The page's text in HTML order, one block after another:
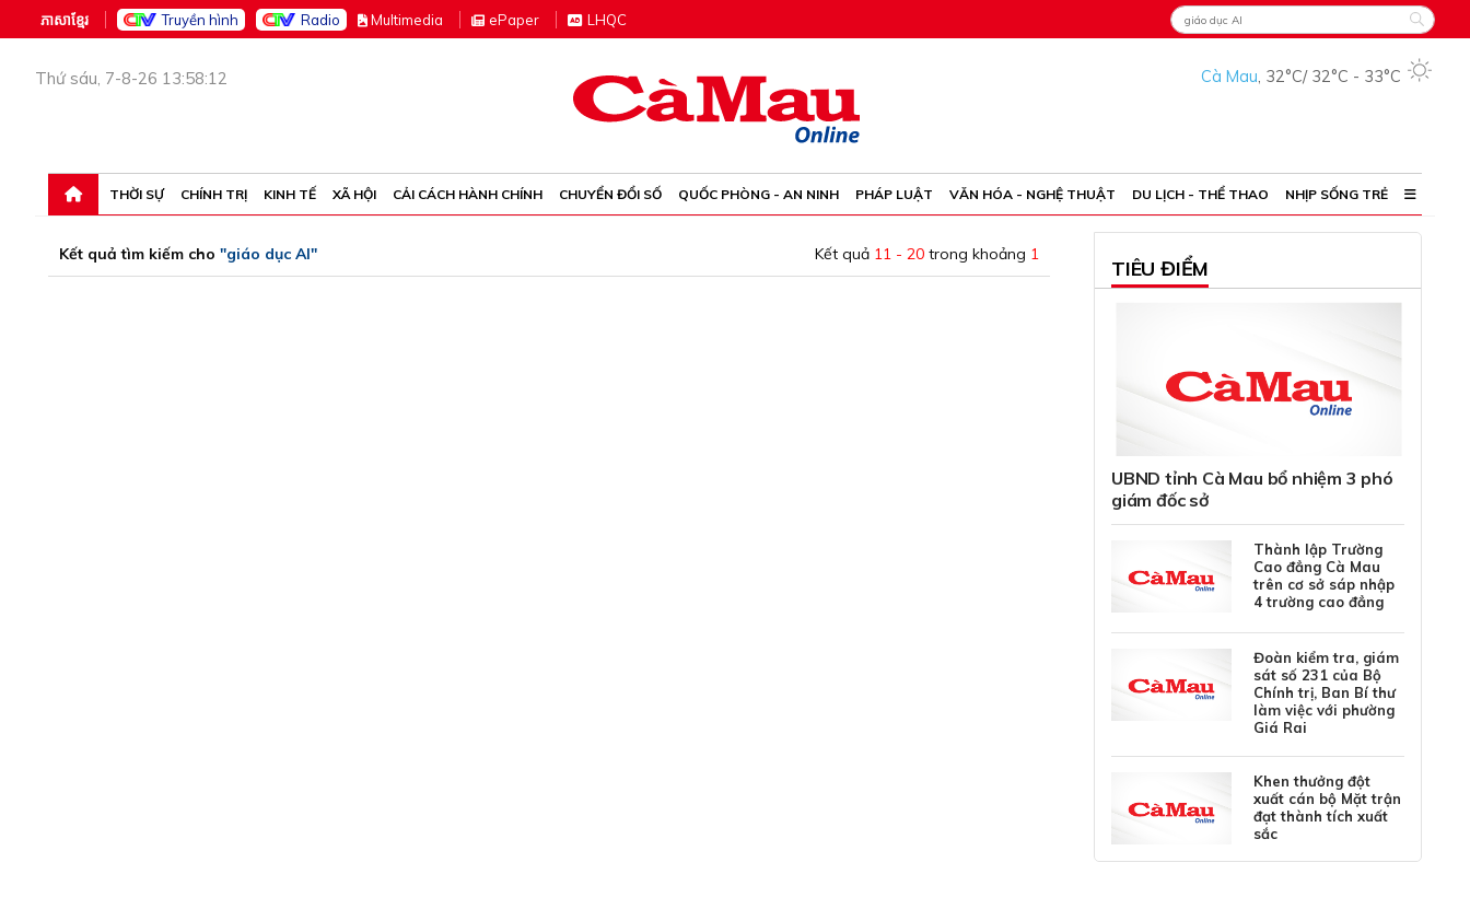
ភាសាខ្មែរ Truyền hình Radio Multimedia ePaper LHQC
Thứ sáu, 7-8-26 13:58:12 Cà Mau, 32°C/ 32°C - 33°C
THỜI SỰ CHÍNH TRỊ KINH TẾ XÃ HỘI CẢI CÁCH HÀNH CHÍNH CHUYỂN ĐỔI SỐ QUỐC PHÒNG - AN NINH PHÁP LUẬT VĂN HÓA - NGHỆ THUẬT DU LỊCH - THỂ THAO NHỊP SỐNG TRẺ
Kết quả tìm kiếm cho "giáo dục AI" Kết quả 11 - 20 trong khoảng 1
TIÊU ĐIỂM
UBND tỉnh Cà Mau bổ nhiệm 3 phó
giám đốc sở
Thành lập Trường
Cao đẳng Cà Mau
trên cơ sở sáp nhập
4 trường cao đẳng
Đoàn kiểm tra, giám
sát số 231 của Bộ
Chính trị, Ban Bí thư
làm việc với phường
Giá Rai
Khen thưởng đột
xuất cán bộ Mặt trận
đạt thành tích xuất
sắc